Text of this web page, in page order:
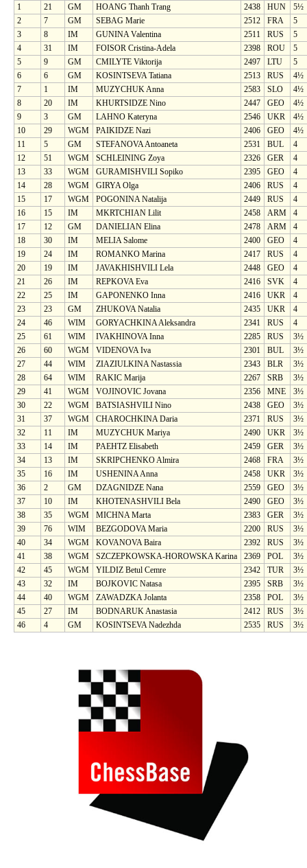
1
21 GM HOANG Thanh Trang 2438 HUN
5½
2
7 GM SEBAG Marie 2512 FRA
5
3
8 IM GUNINA Valentina 2511 RUS
5
4
31 IM FOISOR Cristina-Adela 2398 ROU
5
5
9 GM CMILYTE Viktorija 2497 LTU
5
6
6 GM KOSINTSEVA Tatiana 2513 RUS
4½
7
1 IM MUZYCHUK Anna 2583 SLO
4½
8
20 IM KHURTSIDZE Nino 2447 GEO
4½
9
3 GM LAHNO Kateryna 2546 UKR
4½
10
29 WGM PAIKIDZE Nazi 2406 GEO
4½
11
5 GM STEFANOVA Antoaneta 2531 BUL
4
12
51 WGM SCHLEINING Zoya 2326 GER
4
13
33 WGM GURAMISHVILI Sopiko 2395 GEO
4
14
28 WGM GIRYA Olga 2406 RUS
4
15
17 WGM POGONINA Natalija 2449 RUS
4
16
15 IM MKRTCHIAN Lilit 2458 ARM
4
17
12 GM DANIELIAN Elina 2478 ARM
4
18
30 IM MELIA Salome 2400 GEO
4
19
24 IM ROMANKO Marina 2417 RUS
4
20
19 IM JAVAKHISHVILI Lela 2448 GEO
4
21
26 IM REPKOVA Eva 2416 SVK
4
22
25 IM GAPONENKO Inna 2416 UKR
4
23
23 GM ZHUKOVA Natalia 2435 UKR
4
24
46 WIM GORYACHKINA Aleksandra 2341 RUS
4
25
61 WIM IVAKHINOVA Inna 2285 RUS
3½
26
60 WGM VIDENOVA Iva 2301 BUL
3½
27
44 WIM ZIAZIULKINA Nastassia 2343 BLR
3½
28
64 WIM RAKIC Marija 2267 SRB
3½
29
41 WGM VOJINOVIC Jovana 2356 MNE
3½
30
22 WGM BATSIASHVILI Nino 2438 GEO
3½
31
37 WGM CHAROCHKINA Daria 2371 RUS
3½
32
11 IM MUZYCHUK Mariya 2490 UKR
3½
33
14 IM PAEHTZ Elisabeth 2459 GER
3½
34
13 IM SKRIPCHENKO Almira 2468 FRA
3½
35
16 IM USHENINA Anna 2458 UKR
3½
36
2 GM DZAGNIDZE Nana 2559 GEO
3½
37
10 IM KHOTENASHVILI Bela 2490 GEO
3½
38
35 WGM MICHNA Marta 2383 GER
3½
39
76 WIM BEZGODOVA Maria 2200 RUS
3½
40
34 WGM KOVANOVA Baira 2392 RUS
3½
41
38 WGM SZCZEPKOWSKA-HOROWSKA Karina 2369 POL
3½
42
45 WGM YILDIZ Betul Cemre 2342 TUR
3½
43
32 IM BOJKOVIC Natasa 2395 SRB
3½
44
40 WGM ZAWADZKA Jolanta 2358 POL
3½
45
27 IM BODNARUK Anastasia 2412 RUS
3½
46
4 GM KOSINTSEVA Nadezhda 2535 RUS 3½